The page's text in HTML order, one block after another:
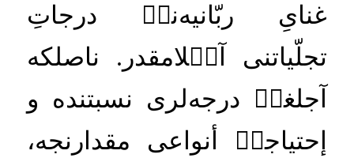
غناىِ
ربّانيهنكۡ
درجاتِ
تجلّياتنى
آكۡلامقدر . ناصلكه
آجلغكۡ درجهلرى نسبتنده و
إحتياجكۡ
أنواعى
مقدارنجه،